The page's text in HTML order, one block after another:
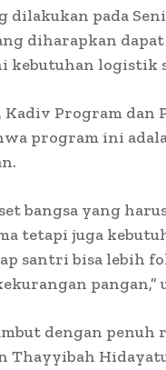
dilakukan pada
diharapkan
kebutuhan logistik
Kadiv Program dan
program ini
bangsa yang
tetapi juga
santri bisa lebih
pangan,”
dengan penuh
Thayyibah